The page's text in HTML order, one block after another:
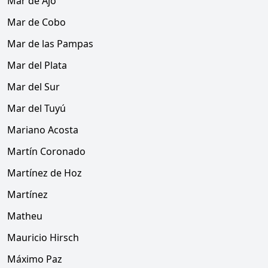
Mar de Cobo
Mar de las Pampas
Mar del Plata
Mar del Sur
Mar del Tuyú
Mariano Acosta
Martín Coronado
Martínez de Hoz
Martínez
Matheu
Mauricio Hirsch
Máximo Paz